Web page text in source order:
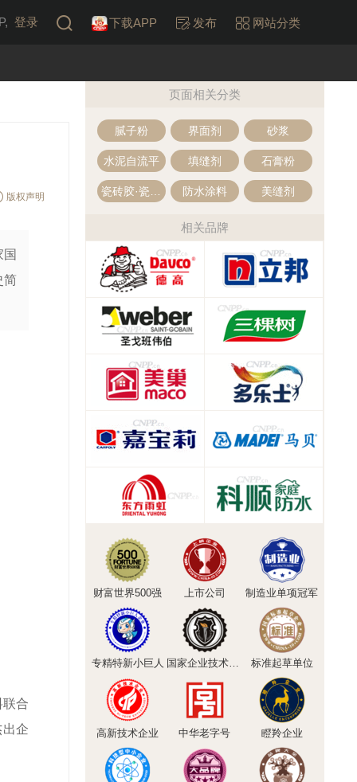
登录 下载APP 发布 网站分类
版权声明
简
合
企
页面相关分类
腻子粉 界面剂 砂浆
水泥自流平 填缝剂 石膏粉
防水涂料 美缝剂
相关品牌
财富世界500强 上市公司 制造业单项冠军
专精特新小巨人 国家企业技术中心 标准起草单位
高新技术企业 中华老字号 瞪羚企业